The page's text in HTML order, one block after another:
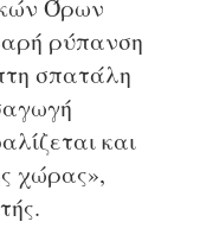
Όρων
ρύπανση
σπατάλη
και
χώρας»,